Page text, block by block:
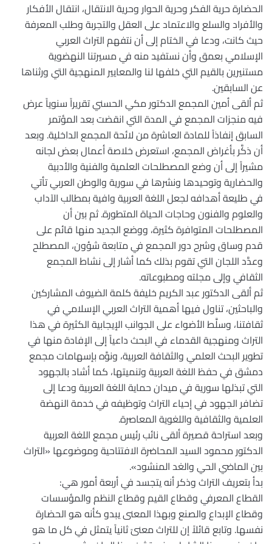
الحضارة حرية الفكر وحرية الحوار وحرية الانتقال، انتقال الأفكار
والأفراد والسلع والاعتماد على العقل والتجربة وطلب المعرفة
حيث كانت، ودعا في الختام إلى أن نتفهم التراث العربي
الإسلامي بعمق وأن نستفيد منه في مسيرتنا النهضوية
مستنيرين بالقيم التي خلفها لنا والمعايير المنهجية التي ورثناها
عن السابقين.
ثم ألقى أمين المجمع الدكتور مكي الحسني تقريراً سنوياً عرض
فيه منجزات المجمع في المدة التي انقضت بعد المؤتمر
السابق إنفاذاً للمادة العاشرة من لائحة المجمع الداخلية. وبعد
أن ذكَّر بأغراض المجمع، استعرض خلاصة أعمال بعض لجانه
مشيراً إلى أن وضع المصطلحات العلمية والفنية والأدبية
والحضارية وتوحيدها ونشرها في سورية والوطن العربي تأتي
في طليعة أهدافه لجعل اللغة العربية وافية بمطالب الآداب
والعلوم والفنون وحاجات الحياة المتطورة. ثم بين أن
المصطلحات المتوافرة كثيرة، ووضع الجديد منها قائم على
قدم وساق وشرح دور المجمع في متابعة شؤون، المصطلح
وعدَّد اللجان التي تقوم بذلك كما أشار إلى نشاط المجمع
الثقافي وإلى مجلته ومطبوعاته.
ثم ألقى الدكتور عبد الكريم خليفة كلمة الضيوف المشاركين
والباحثين، تناول فيها أهمية التراث العربي الإسلامي في
ثقافتنا، وسلَّط الأضواء على الجوانب الإيجابية الكثيرة في هذا
التراث ومنهجية القدماء في البحث داعياً إلى الإفادة منها في
تطوير البحث العلمي والثقافة العربية، ونوَّه بإسهامات مجمع
دمشق في حفظ اللغة العربية وتنميتها، كما أشاد بالجهود
التي تبذلها سورية في ميدان حماية اللغة العربية ودعا إلى
تضافر الجهود في إحياء التراث وتوظيفه في خدمة النهضة
العلمية والثقافية واللغوية المعاصرة.
وبعد استراحة قصيرة ألقى نائب رئيس مجمع اللغة العربية
الدكتور محمود السيد المحاضرة الافتتاحية وموضوعها «التراث
بين الماضي الحي والغد المنشود».
بدأ بتعريف التراث وذكر أنه يتجسد في أربعة أمور هي:
القطاع المعرفي وقطاع القيم وقطاع النظم والمؤسسات
وقطاع الإبداع والصنع وبهذا المعنى يبدو كأنه هو الحضارة
نفسها. وتابع قائلاً إن للتراث معنىً ثانياً يتمثل في كل ما هو